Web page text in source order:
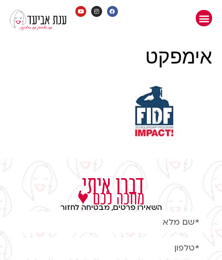
אימפקט
דברו איתי,
מחכה לכם ♥
השאירו פרטים, מבטיחה לחזור